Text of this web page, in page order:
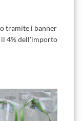
tramite i banner
il 4% dell'importo